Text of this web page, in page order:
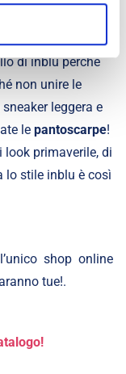
di inblu perché
non unire le
leggera e
le pantoscarpe!
primaverile, di
lo stile inblu è così
shop online
tue!.